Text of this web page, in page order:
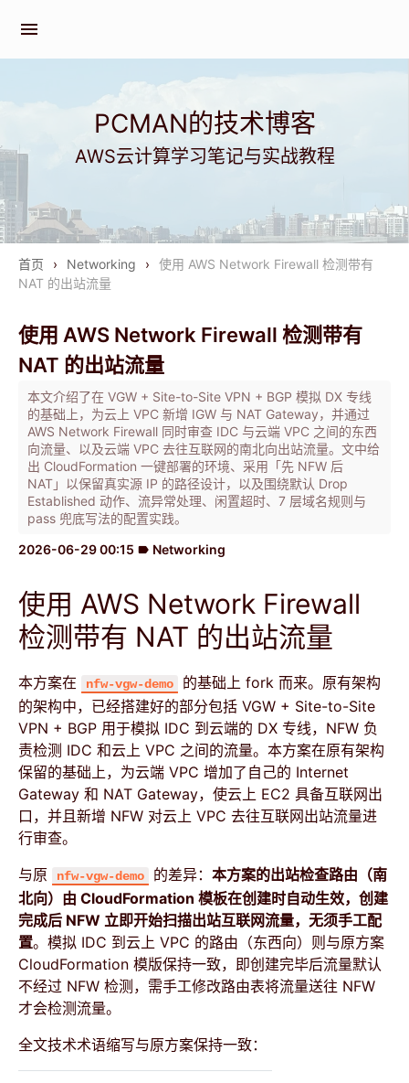
menu
PCMAN的技术博客
AWS云计算学习笔记与实战教程
首页 › Networking ›
使用 AWS Network Firewall 检测带有
NAT 的出站流量
使用 AWS Network Firewall 检测带有
NAT 的出站流量
本文介绍了在 VGW + Site-to-Site VPN + BGP 模拟 DX 专线
的基础上，为云上 VPC 新增 IGW 与 NAT Gateway，并通过
AWS Network Firewall 同时审查 IDC 与云端 VPC 之间的东西
向流量、以及云端 VPC 去往互联网的南北向出站流量。文中给
出 CloudFormation 一键部署的环境、采用「先 NFW 后
NAT」以保留真实源 IP 的路径设计，以及围绕默认 Drop
Established 动作、流异常处理、闲置超时、7 层域名规则与
pass 兜底写法的配置实践。
2026-06-29 00:15 label Networking
使用 AWS Network Firewall
检测带有 NAT 的出站流量
本方案在 nfw-vgw-demo
的基础上 fork 而来。原有架构
的架构中，已经搭建好的部分包括 VGW + Site-to-Site
VPN + BGP 用于模拟 IDC 到云端的 DX 专线，NFW 负
责检测 IDC 和云上 VPC 之间的流量。本方案在原有架构
保留的基础上，为云端 VPC 增加了自己的 Internet
Gateway 和 NAT Gateway，使云上 EC2 具备互联网出
口，并且新增 NFW 对云上 VPC 去往互联网出站流量进
行审查。
与原
nfw-vgw-demo 的差异： 本方案的出站检查路由（南
北向）由 CloudFormation 模板在创建时自动生效，创建
完成后 NFW 立即开始扫描出站互联网流量，无须手工配
置。模拟 IDC 到云上 VPC 的路由（东西向）则与原方案
CloudFormation 模版保持一致，即创建完毕后流量默认
不经过 NFW 检测，需手工修改路由表将流量送往 NFW
才会检测流量。
全文技术术语缩写与原方案保持一致：